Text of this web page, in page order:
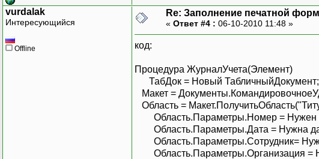
vurdalak
Интересующийся
Offline
Re: Заполнение печатной
« Ответ #4 : 06-10-2010 11:48 »
код:
Процедура ЖурналУчета(Элемент)
ТабДок = Новый ТабличныйДокумент;
Макет =
Область =
Область.Параметры.Номер = Нужен
Область.Параметры.Дата = Нужна
Область.Параметры.Сотрудник=
Область.Параметры.Организация =